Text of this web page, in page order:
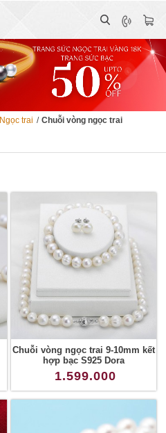
Ngọc trai / Chuỗi vòng ngọc trai
Chuỗi vòng ngọc trai 9-10mm kết
hợp bạc S925 Dora
1.599.000